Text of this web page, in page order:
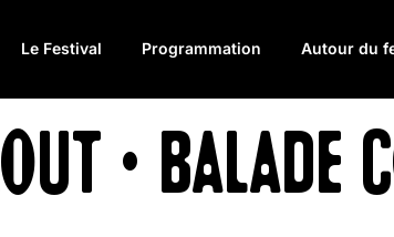
Le Festival Programmation Autour du
· BALADE